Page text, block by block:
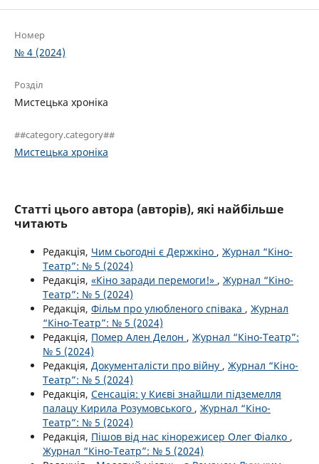
Номер
№ 4 (2024)
Розділ
Мистецька хроніка
##category.category##
Мистецька хроніка
Статті цього автора (авторів), які найбільше
читають
Редакція, Чим сьогодні є Держкіно , Журнал “Кіно-
Театр”: № 5 (2024)
Редакція, «Кіно заради перемоги!» , Журнал “Кіно-
Театр”: № 5 (2024)
Редакція, Фільм про улюбленого співака , Журнал
“Кіно-Театр”: № 5 (2024)
Редакція, Помер Ален Делон , Журнал “Кіно-Театр”:
№ 5 (2024)
Редакція, Документалісти про війну , Журнал “Кіно-
Театр”: № 5 (2024)
Редакція, Сенсація: у Києві знайшли підземелля
палацу Кирила Розумовського , Журнал “Кіно-
Театр”: № 5 (2024)
Редакція, Пішов від нас кінорежисер Олег Фіалко ,
Журнал “Кіно-Театр”: № 5 (2024)